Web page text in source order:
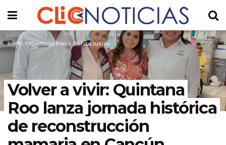
Inicio Quintana Roo Benito Juárez
Volver a vivir: Quintana
Roo lanza jornada histórica
de reconstrucción